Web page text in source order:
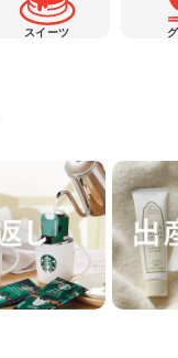
スイーツ